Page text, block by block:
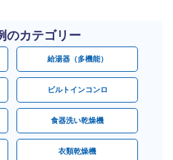
のカテゴリー
給湯器（多機能）
ビルトインコンロ
食器洗い乾燥機
衣類乾燥機